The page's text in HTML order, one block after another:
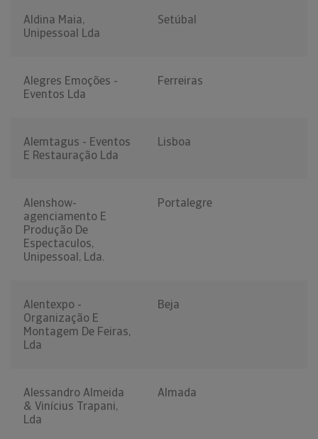
Aldina Maia,
Unipessoal Lda
Setúbal
Alegres Emoções -
Eventos Lda
Ferreiras
Alemtagus - Eventos
E Restauração Lda
Lisboa
Alenshow-
agenciamento E
Produção De
Espectaculos,
Unipessoal, Lda.
Portalegre
Alentexpo -
Organização E
Montagem De Feiras,
Lda
Beja
Alessandro Almeida
& Vinícius Trapani,
Lda
Almada